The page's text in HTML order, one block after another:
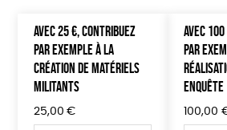
AVEC 25 €, CONTRIBUEZ
PAR EXEMPLE À LA
CRÉATION DE MATÉRIELS
MILITANTS
25,00 €
AVEC
PAR
ENQUÊTE
100,00